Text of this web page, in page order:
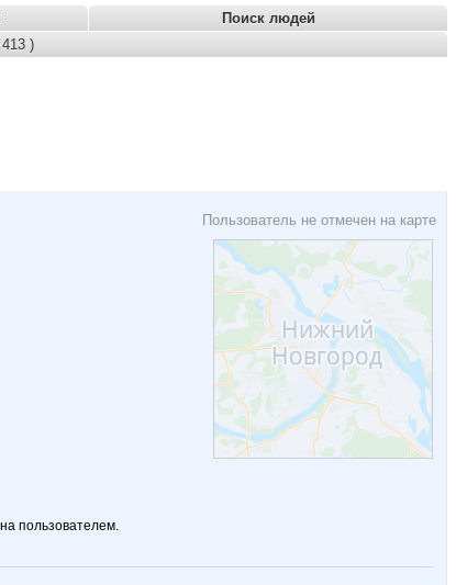
Поиск людей
)
Пользователь не отмечен на карте
пользователем.